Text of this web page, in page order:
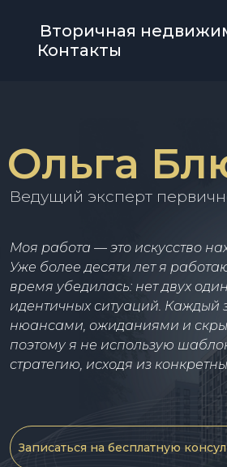
Вторичная
Контакты
Моя работа — это искусство
Уже более десяти лет я
время убедилась: нет двух
идентичных ситуаций. Каждый
нюансами, ожиданиями и
поэтому я не использую
стратегию, исходя из
Записаться на бесплатную
Ольга
Ведущий эксперт